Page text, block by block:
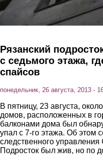
Рязанский
с седьмого этажа,
спайсов
понедельник, 26 августа, 2013 -
В пятницу, 23 августа,
домов, расположенных в
балконами дома был
упал с 7-го этажа. Об этом
следственного
Подросток был жив, но по